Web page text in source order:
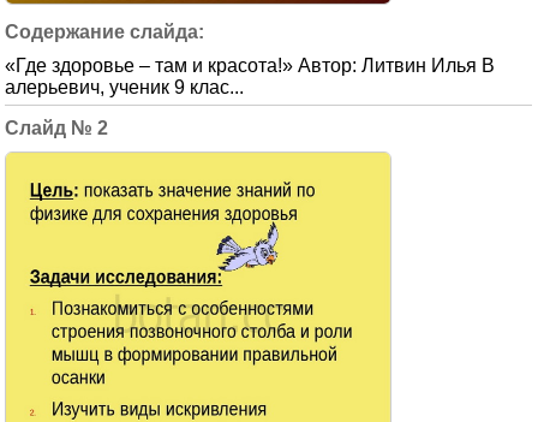
«Где здоровье – там и красота!» Автор: Литвин Илья В
алерьевич, ученик 9 клас...
2